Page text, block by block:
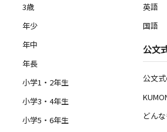
3歳
年少
年中
年長
小学1・2年生
小学3・4年生
小学5・6年生
英語
国語
公文
公文
どん